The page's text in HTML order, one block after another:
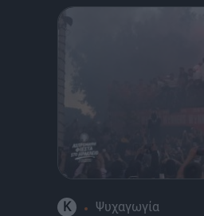
K Ψυχαγωγία